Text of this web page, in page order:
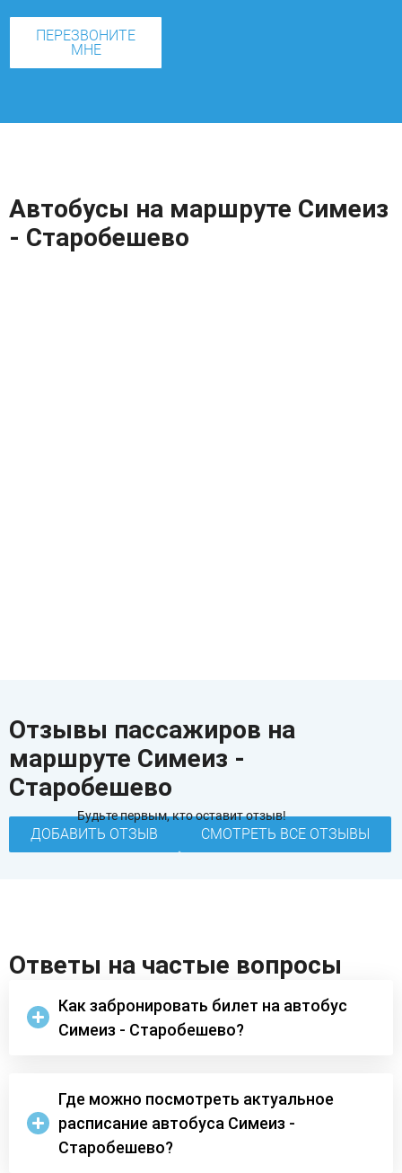
ПЕРЕЗВОНИТЕ
МНЕ
Автобусы на маршруте Симеиз
- Старобешево
Отзывы пассажиров на
маршруте Симеиз -
Старобешево
Будьте первым, кто оставит отзыв!
ДОБАВИТЬ ОТЗЫВ СМОТРЕТЬ ВСЕ ОТЗЫВЫ
Ответы на частые вопросы
Как забронировать билет на автобус
Симеиз - Старобешево?
Где можно посмотреть актуальное
расписание автобуса Симеиз -
Старобешево?